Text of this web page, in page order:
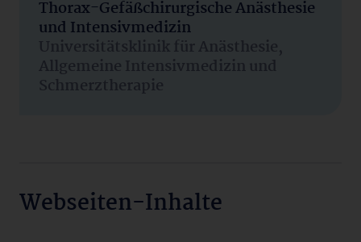
Thorax-Gefäßchirurgische Anästhesie
und Intensivmedizin
Universitätsklinik für Anästhesie,
Allgemeine Intensivmedizin und
Schmerztherapie
Webseiten-Inhalte